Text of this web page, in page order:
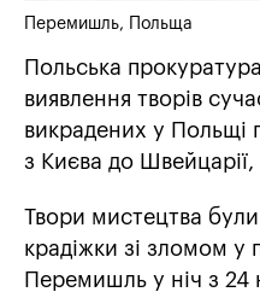
Перемишль, Польща
Польська
виявлення творів
викрадених у Польщі
з Києва до Швейцарії,
Твори мистецтва були
крадіжки зі зломом у
Перемишль у ніч з 24